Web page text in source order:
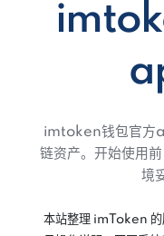
imtoken钱包官方
链资产。开始使用
境
本站整理 imToken 的